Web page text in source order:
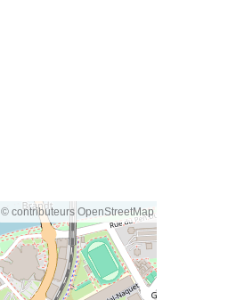
© contributeurs OpenStreetMap